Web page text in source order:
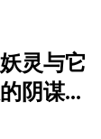
灵与它
阴谋...